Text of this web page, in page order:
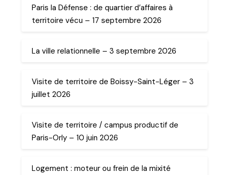
Paris la Défense : de quartier d’affaires à
territoire vécu – 17 septembre 2026
La ville relationnelle – 3 septembre 2026
Visite de territoire de Boissy-Saint-Léger – 3
juillet 2026
Visite de territoire / campus productif de
Paris-Orly – 10 juin 2026
Logement : moteur ou frein de la mixité